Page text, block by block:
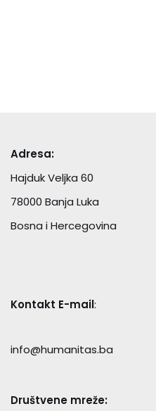
Adresa:
Hajduk Veljka 60
78000 Banja Luka
Bosna i Hercegovina
Kontakt E-mail:
info@humanitas.ba
Društvene mreže: